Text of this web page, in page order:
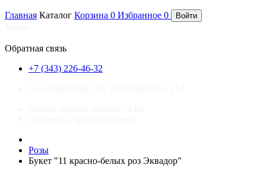
Главная Каталог Корзина 0 Избранное 0 Войти
Обратная связь
+7 (343) 226-46-32
Розы
Букет "11 красно-белых роз Эквадор"